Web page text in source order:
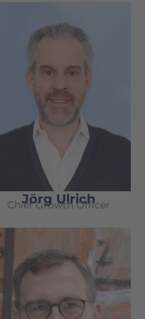
Jörg Ulrich
Chief Growth Officer